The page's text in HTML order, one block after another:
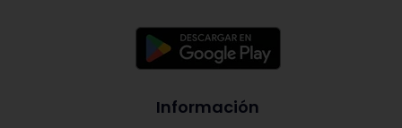
Información